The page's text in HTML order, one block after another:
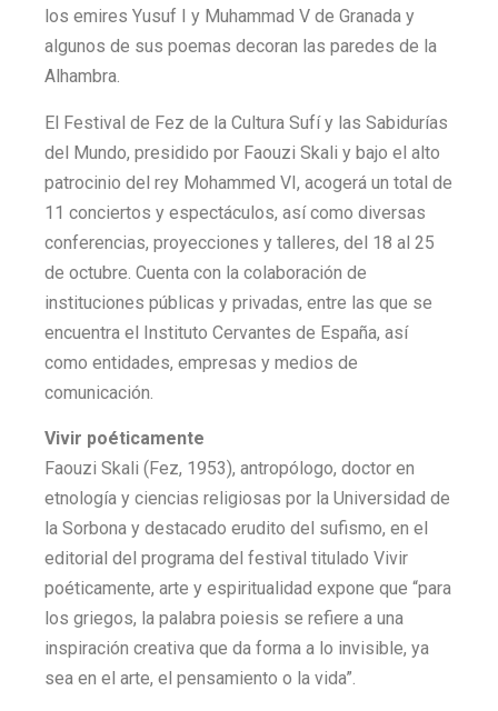
los emires Yusuf I y Muhammad V de Granada y
algunos de sus poemas decoran las paredes de la
Alhambra.
El Festival de Fez de la Cultura Sufí y las Sabidurías
del Mundo, presidido por Faouzi Skali y bajo el alto
patrocinio del rey Mohammed VI, acogerá un total de
11 conciertos y espectáculos, así como diversas
conferencias, proyecciones y talleres, del 18 al 25
de octubre. Cuenta con la colaboración de
instituciones públicas y privadas, entre las que se
encuentra el Instituto Cervantes de España, así
como entidades, empresas y medios de
comunicación.
Vivir poéticamente
Faouzi Skali (Fez, 1953), antropólogo, doctor en
etnología y ciencias religiosas por la Universidad de
la Sorbona y destacado erudito del sufismo, en el
editorial del programa del festival titulado Vivir
poéticamente, arte y espiritualidad expone que “para
los griegos, la palabra poiesis se refiere a una
inspiración creativa que da forma a lo invisible, ya
sea en el arte, el pensamiento o la vida”.